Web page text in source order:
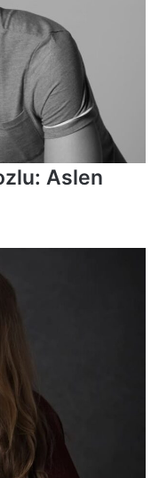
Aslen